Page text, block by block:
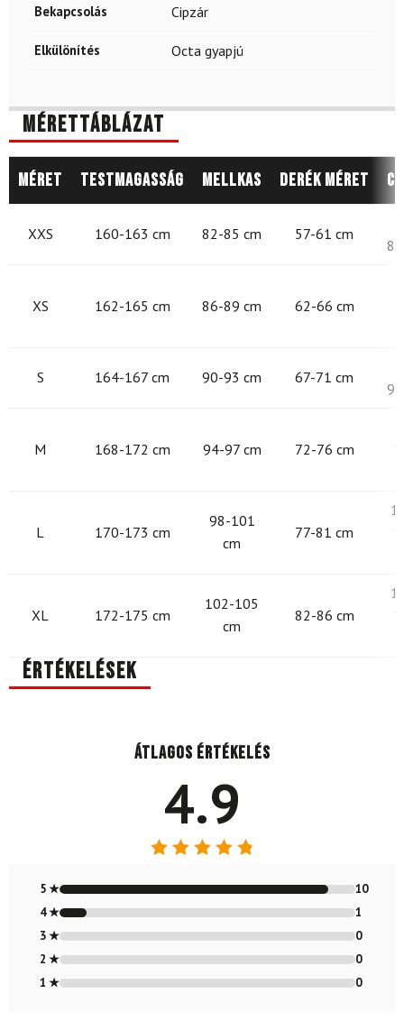
Bekapcsolás Cipzár
Elkülönítés Octa gyapjú
Mérettáblázat
Méret Testmagasság Mellkas Derék méret
XXS 160-163 cm 82-85 cm 57-61 cm
XS 162-165 cm 86-89 cm 62-66 cm
S 164-167 cm 90-93 cm 67-71 cm
M 168-172 cm 94-97 cm 72-76 cm
L 170-173 cm
98-101
cm
77-81 cm
XL 172-175 cm
102-105
cm
82-86 cm
Értékelések
Átlagos értékelés
4.9
4.91/ 5
5 ★
10
4 ★
1
3 ★
0
2 ★
0
1 ★
0